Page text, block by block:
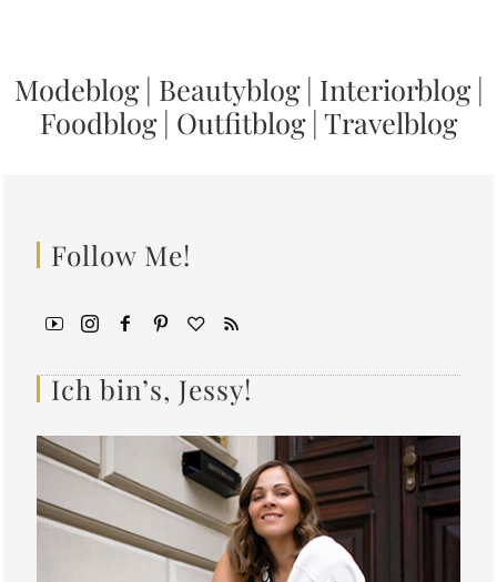
Modeblog| Beautyblog| Interiorblog|
Foodblog| Outfitblog| Travelblog
Follow Me!
Ich bin’s, Jessy!